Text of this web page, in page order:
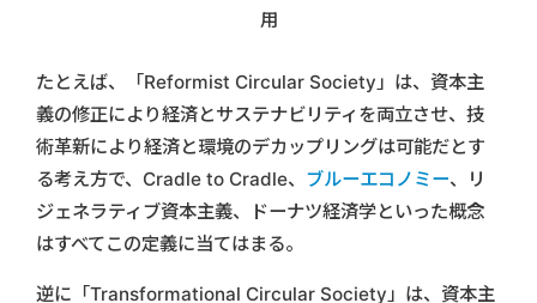
用
たとえば、「Reformist Circular Society」は、資本主
義の修正により経済とサステナビリティを両立させ、技
術革新により経済と環境のデカップリングは可能だとす
る考え方で、Cradle to Cradle、 ブルーエコノミー、リ
ジェネラティブ資本主義、ドーナツ経済学といった概念
はすべてこの定義に当てはまる。
逆に「Transformational Circular Society」は、資本主